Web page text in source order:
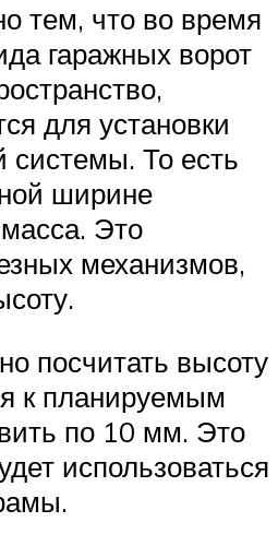
тем, что во время
гаражных ворот
для установки
системы. То есть
ширине
Это
механизмов,
посчитать высоту
к планируемым
по 10 мм. Это
использоваться